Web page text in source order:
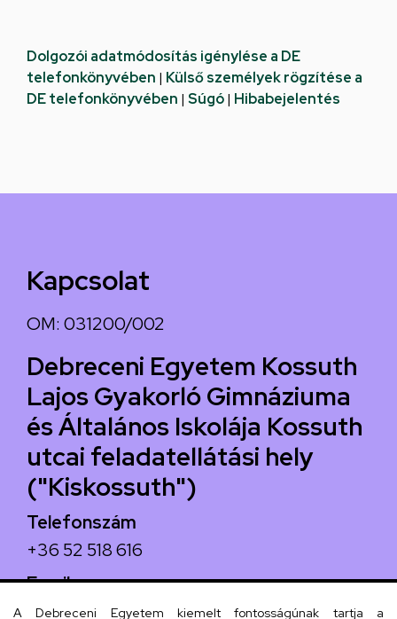
Dolgozói adatmódosítás igénylése a DE
telefonkönyvében | Külső személyek rögzítése a
DE telefonkönyvében | Súgó| Hibabejelentés
Kapcsolat
OM: 031200/002
Debreceni Egyetem Kossuth
Lajos Gyakorló Gimnáziuma
és Általános Iskolája Kossuth
utcai feladatellátási hely
("Kiskossuth")
Telefonszám
+36 52 518 616
Email
iskola@kossuth-alt.unideb.hu
A Debreceni Egyetem kiemelt fontosságúnak tartja a